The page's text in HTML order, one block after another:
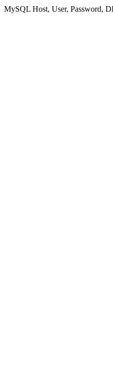
MySQL Host, User, Password,